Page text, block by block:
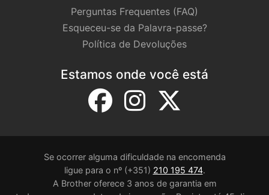
Perguntas Frequentes (FAQ)
Esqueceu-se da Palavra-passe?
Política de Devoluções
Estamos onde você está
Se ocorrer alguma dificuldade na encomenda
ligue para o nº (+351) 210 195 474.
A Brother oferece 3 anos de garantia em